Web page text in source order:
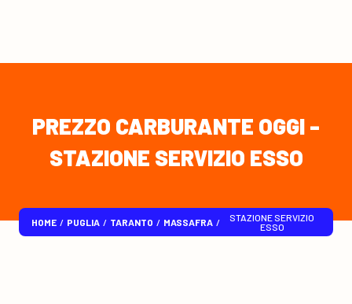
PREZZO CARBURANTE OGGI -
STAZIONE SERVIZIO ESSO
HOME / PUGLIA / TARANTO / MASSAFRA /
STAZIONE SERVIZIO
ESSO